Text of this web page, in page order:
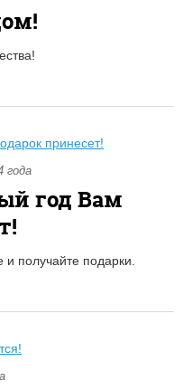
года
год Вам
получайте подарки.